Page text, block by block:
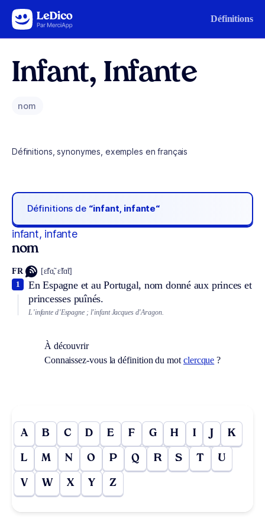
Aller au contenu Définitions
Infant, Infante
nom
Définitions, synonymes, exemples en français
Définitions de “infant, infante“
infant, infante
nom
FR [ɛ̃fɑ̃, ɛ̃fɑ̃t]
En Espagne et au Portugal, nom donné aux princes et
princesses puînés.
1
L’infante d’Espagne ; l’infant Jacques d’Aragon.
À découvrir
Connaissez-vous la définition du mot clercque ?
A B C D E F G H I J K
L M N O P Q R S T U
V W X Y Z